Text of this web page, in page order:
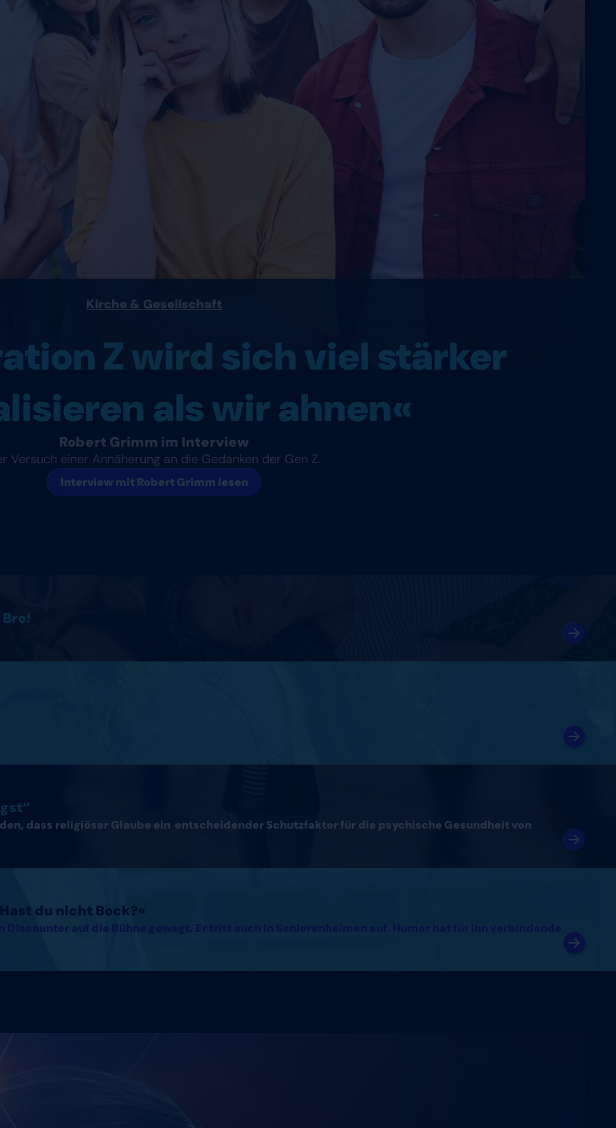
Kirche & Gesellschaft
Z wird sich viel stärker
als wir ahnen«
Robert Grimm im Interview
Versuch einer Annäherung an die Gedanken der Gen Z.
Interview mit Robert Grimm lesen
dass religiöser Glaube ein entscheidender Schutzfaktor für die psychische Gesundheit von
du nicht Bock?«
Discounter auf die Bühne gewagt. Er tritt auch in Seniorenheimen auf. Humor hat für ihn verbindende